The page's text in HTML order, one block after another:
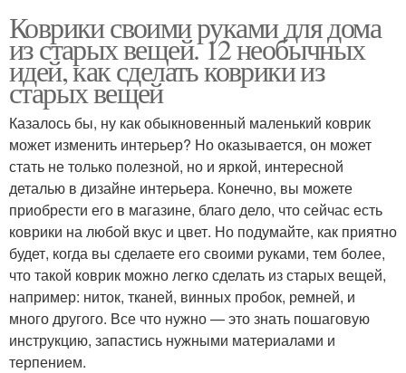
Коврики своими руками для дома
из старых вещей. 12 необычных
идей, как сделать коврики из
старых вещей
Казалось бы, ну как обыкновенный маленький коврик
может изменить интерьер? Но оказывается, он может
стать не только полезной, но и яркой, интересной
деталью в дизайне интерьера. Конечно, вы можете
приобрести его в магазине, благо дело, что сейчас есть
коврики на любой вкус и цвет. Но подумайте, как приятно
будет, когда вы сделаете его своими руками, тем более,
что такой коврик можно легко сделать из старых вещей,
например: ниток, тканей, винных пробок, ремней, и
много другого. Все что нужно — это знать пошаговую
инструкцию, запастись нужными материалами и
терпением.